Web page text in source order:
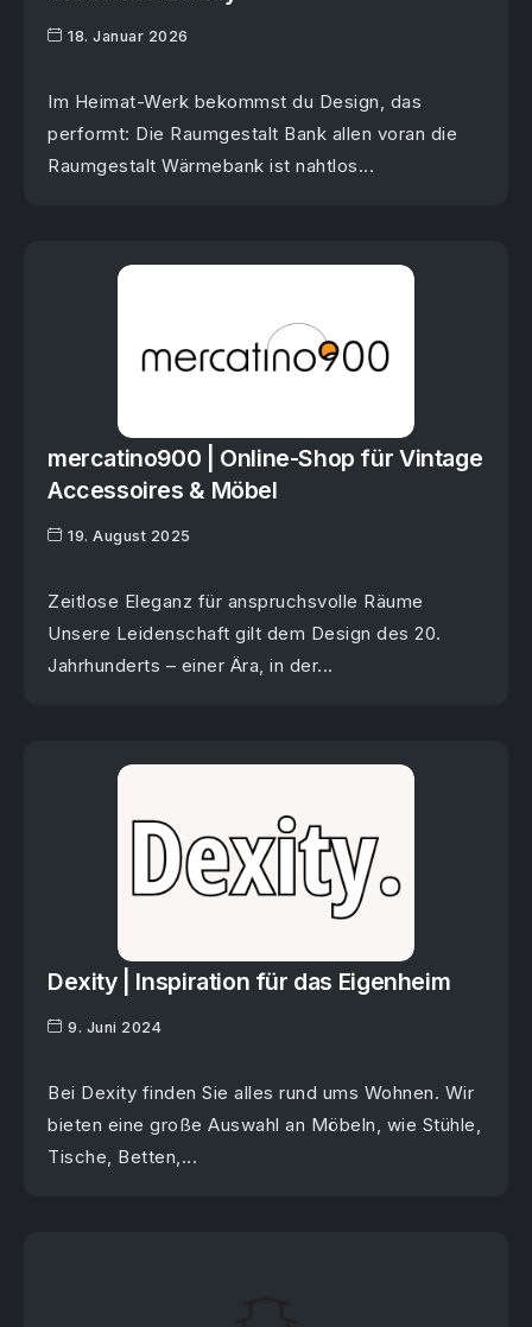
18. Januar 2026
Im Heimat-Werk bekommst du Design, das
performt: Die Raumgestalt Bank allen voran die
Raumgestalt Wärmebank ist nahtlos...
mercatino900 | Online-Shop für Vintage
Accessoires & Möbel
19. August 2025
Zeitlose Eleganz für anspruchsvolle Räume
Unsere Leidenschaft gilt dem Design des 20.
Jahrhunderts – einer Ära, in der...
Dexity | Inspiration für das Eigenheim
9. Juni 2024
Bei Dexity finden Sie alles rund ums Wohnen. Wir
bieten eine große Auswahl an Möbeln, wie Stühle,
Tische, Betten,...